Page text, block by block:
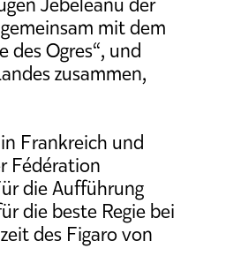
mit dem
des Ogres“, und
zusammen,
Frankreich und
Fédération
die Aufführung
die beste Regie bei
des Figaro von